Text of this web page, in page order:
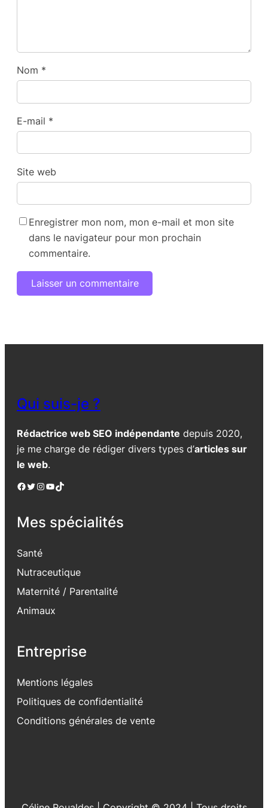
Nom *
E-mail *
Site web
Enregistrer mon nom, mon e-mail et mon site
dans le navigateur pour mon prochain
commentaire.
Qui suis-je ?
Rédactrice web SEO indépendante depuis 2020,
je me charge de rédiger divers types d’articles sur
le web.
Facebook Twitter Instagram YouTube TikTok
Mes spécialités
Santé
Nutraceutique
Maternité / Parentalité
Animaux
Entreprise
Mentions légales
Politiques de confidentialité
Conditions générales de vente